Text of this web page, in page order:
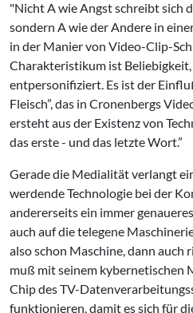
"Nicht A wie Angst schreibt sich
sondern A wie der Andere in
in der Manier von Video-Clip-
Charakteristikum ist
entpersonifiziert. Es ist der
Fleisch”, das in Cronenbergs
ersteht aus der Existenz von
das erste - und das letzte Wort.”
Gerade die Medialität verlangt
werdende Tech­nologie bei der
andererseits ein immer
auch auf die telegene
also schon Ma­schine, dann auch
muß mit seinem kyberne­tischen
Chip des TV-
funktionieren, damit es sich für